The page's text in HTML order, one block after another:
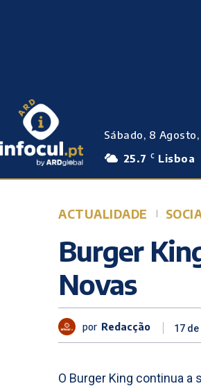
Sábado, 8
25.7
C Lisboa
ACTUALIDADE
Burger
Novas
por Redacção 17
O Burger King continua a